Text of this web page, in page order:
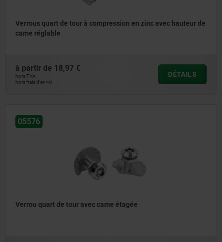
Verrous quart de tour à compression en zinc avec hauteur de
came réglable
à partir de 18,97 €
hors TVA
hors frais d’envoi
DÉTAILS
05576
Verrou quart de tour avec came étagée